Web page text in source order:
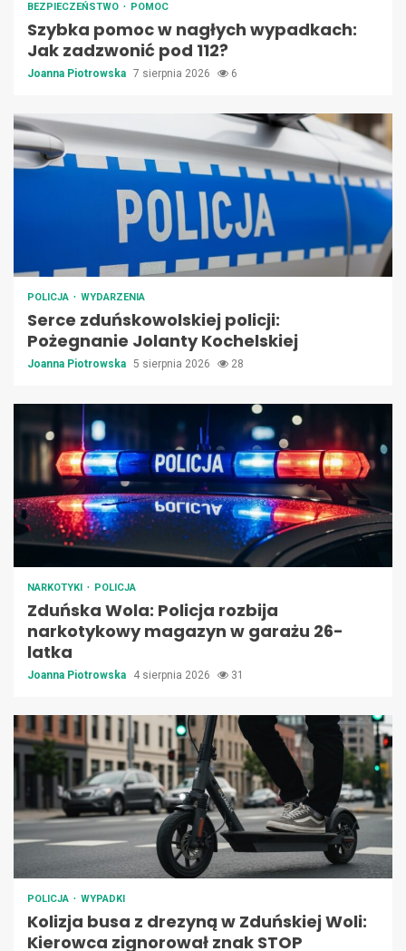
BEZPIECZEŃSTWO POMOC
Szybka pomoc w nagłych wypadkach:
Jak zadzwonić pod 112?
Joanna Piotrowska 7 sierpnia 2026 6
POLICJA WYDARZENIA
Serce zduńskowolskiej policji:
Pożegnanie Jolanty Kochelskiej
Joanna Piotrowska 5 sierpnia 2026 28
NARKOTYKI POLICJA
Zduńska Wola: Policja rozbija
narkotykowy magazyn w garażu 26-
latka
Joanna Piotrowska 4 sierpnia 2026 31
POLICJA WYPADKI
Kolizja busa z drezyną w Zduńskiej Woli:
Kierowca zignorował znak STOP